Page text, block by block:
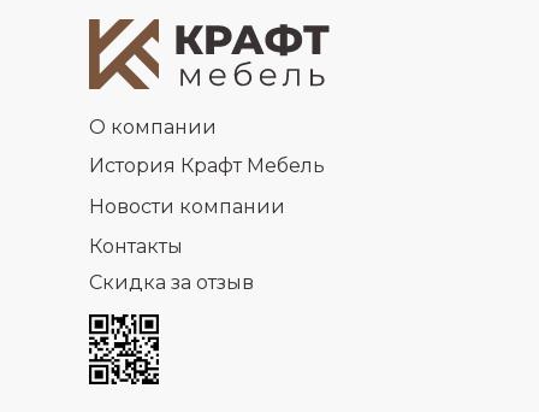
О компании
История Крафт Мебель
Новости компании
Контакты
Скидка за отзыв